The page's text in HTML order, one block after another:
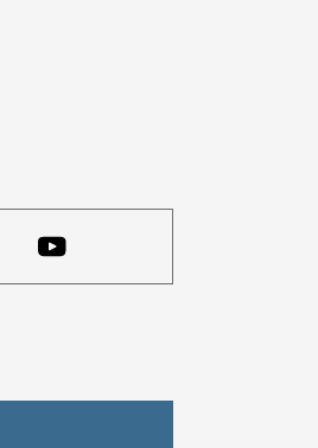
районный долгострой: